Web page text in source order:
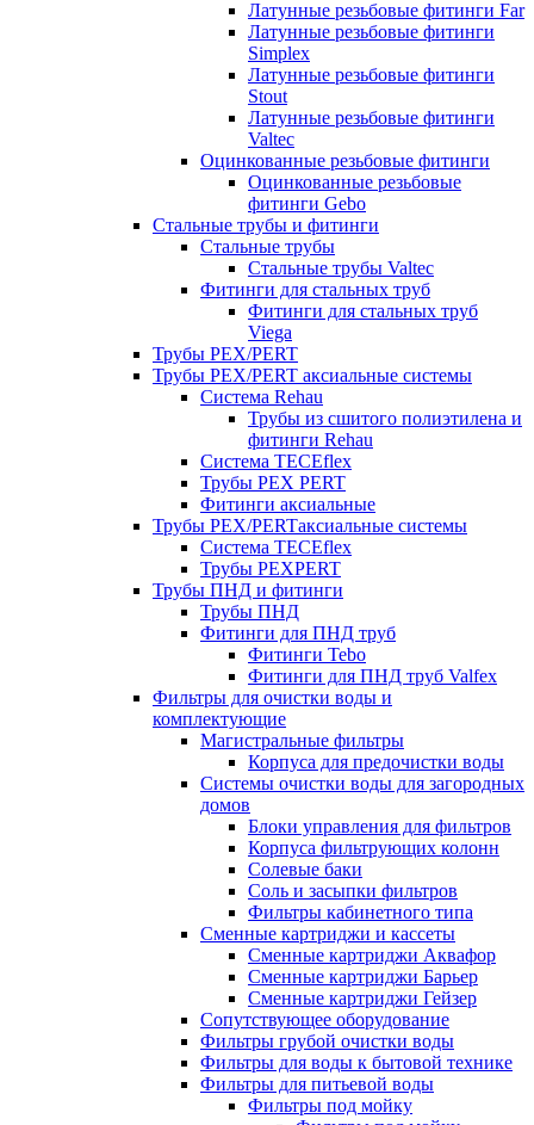
Латунные резьбовые фитинги Far
Латунные резьбовые фитинги
Simplex
Латунные резьбовые фитинги
Stout
Латунные резьбовые фитинги
Valtec
Оцинкованные резьбовые фитинги
Оцинкованные резьбовые
фитинги Gebo
Стальные трубы и фитинги
Стальные трубы
Стальные трубы Valtec
Фитинги для стальных труб
Фитинги для стальных труб
Viega
Трубы PEX/PERT
Трубы PEX/PERT аксиальные системы
Система Rehau
Трубы из сшитого полиэтилена и
фитинги Rehau
Система TECEflex
Трубы PEX PERT
Фитинги аксиальные
Трубы PEX/PERTаксиальные системы
Система TECEflex
Трубы PEXPERT
Трубы ПНД и фитинги
Трубы ПНД
Фитинги для ПНД труб
Фитинги Tebo
Фитинги для ПНД труб Valfex
Фильтры для очистки воды и
комплектующие
Магистральные фильтры
Корпуса для предочистки воды
Системы очистки воды для загородных
домов
Блоки управления для фильтров
Корпуса фильтрующих колонн
Солевые баки
Соль и засыпки фильтров
Фильтры кабинетного типа
Сменные картриджи и кассеты
Сменные картриджи Аквафор
Сменные картриджи Барьер
Сменные картриджи Гейзер
Сопутствующее оборудование
Фильтры грубой очистки воды
Фильтры для воды к бытовой технике
Фильтры для питьевой воды
Фильтры под мойку